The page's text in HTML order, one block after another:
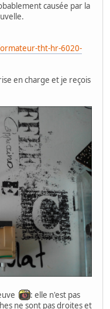
causée par la
tht-hr-6020-
en charge et je reçois
: elle n'est pas
ne sont pas droites et